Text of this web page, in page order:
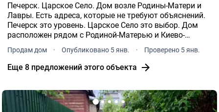
Печерск. Царское Село. Дом возле Родины-Матери и
Лавры. Есть адреса, которые не требуют объяснений.
Печерск это уровень. Царское Село это выбор. Дом
расположен рядом с Родиной-Матерью и Киево-
статус сошлись в одной точке.
Продам дом · Опубликовано 5 янв. · Проверено 5 янв.
Еще 8 предложений этого объекта